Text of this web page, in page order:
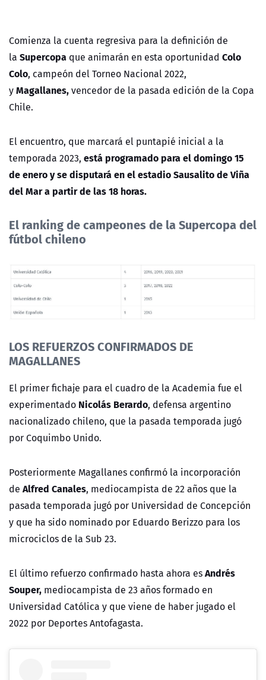
Comienza la cuenta regresiva para la definición de
la Supercopa que animarán en esta oportunidad Colo
Colo, campeón del Torneo Nacional 2022,
yMagallanes,vencedor de la pasada edición de la Copa
Chile.
El encuentro, que marcará el puntapié inicial a la
temporada 2023, está programado para el domingo 15
de enero y se disputará en el estadio Sausalito de Viña
del Mar a partir de las 18 horas.
El ranking de campeones de la Supercopa del
fútbol chileno
LOS REFUERZOS CONFIRMADOS DE
MAGALLANES
El primer fichaje para el cuadro de la Academia fue el
experimentado Nicolás Berardo, defensa argentino
nacionalizado chileno, que la pasada temporada jugó
por Coquimbo Unido.
Posteriormente Magallanes confirmó la incorporación
de Alfred Canales, mediocampista de 22 años que la
pasada temporada jugó por Universidad de Concepción
y que ha sido nominado por Eduardo Berizzo para los
microciclos de la Sub 23.
El último refuerzo confirmado hasta ahora esAndrés
Souper, mediocampista de 23 años formado en
Universidad Católica y que viene de haber jugado el
2022 por Deportes Antofagasta.